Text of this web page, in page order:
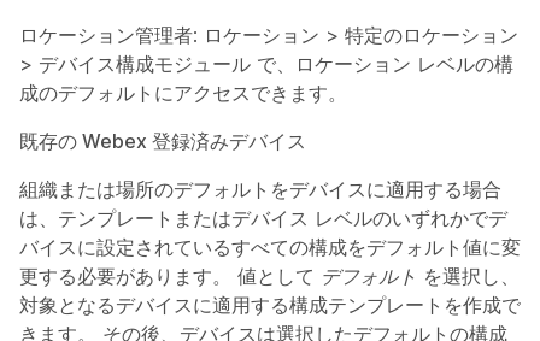
ロケーション管理者: ロケーション > 特定のロケーション
> デバイス構成モジュール で、ロケーション レベルの構
成のデフォルトにアクセスできます。
既存の Webex 登録済みデバイス
組織または場所のデフォルトをデバイスに適用する場合
は、テンプレートまたはデバイス レベルのいずれかでデ
バイスに設定されているすべての構成をデフォルト値に変
更する必要があります。 値として デフォルト を選択し、
対象となるデバイスに適用する構成テンプレートを作成で
きます。 その後、デバイスは選択したデフォルトの構成